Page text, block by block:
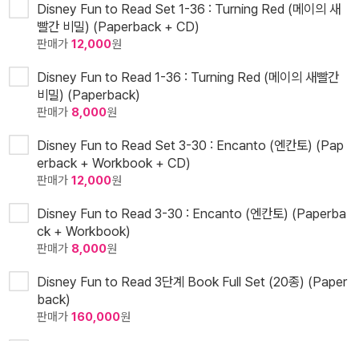
Disney Fun to Read Set 1-36 : Turning Red (메이의 새
빨간 비밀) (Paperback + CD)
판매가 12,000원
Disney Fun to Read 1-36 : Turning Red (메이의 새빨간
비밀) (Paperback)
판매가 8,000원
Disney Fun to Read Set 3-30 : Encanto (엔칸토) (Pap
erback + Workbook + CD)
판매가 12,000원
Disney Fun to Read 3-30 : Encanto (엔칸토) (Paperba
ck + Workbook)
판매가 8,000원
Disney Fun to Read 3단계 Book Full Set (20종) (Paper
back)
판매가 160,000원